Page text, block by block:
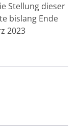
Stellung dieser
bislang Ende
2023